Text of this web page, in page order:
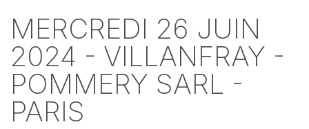
MERCREDI 26 JUIN
2024 - VILLANFRAY -
POMMERY SARL -
PARIS